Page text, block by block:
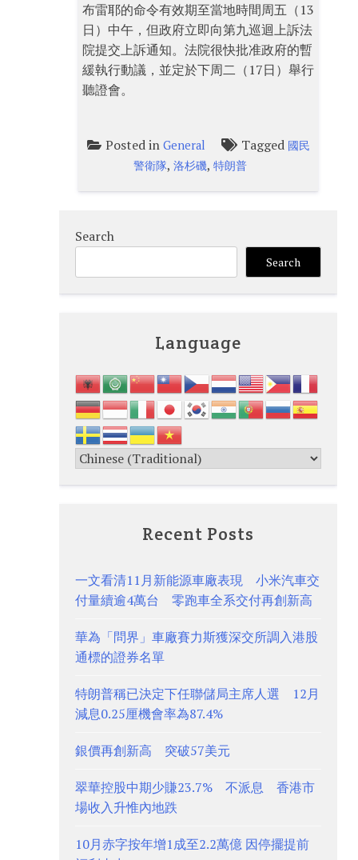
布雷耶的命令有效期至當地時間周五（13
日）中午，但政府立即向第九巡迴上訴法
院提交上訴通知。法院很快批准政府的暫
緩執行動議，並定於下周二（17日）舉行
聽證會。
Posted in General Tagged 國民
警衛隊,洛杉磯,特朗普
Search
Search
Language
Recent Posts
一文看清11月新能源車廠表現 小米汽車交
付量續逾4萬台 零跑車全系交付再創新高
華為「問界」車廠賽力斯獲深交所調入港股
通標的證券名單
特朗普稱已決定下任聯儲局主席人選 12月
減息0.25厘機會率為87.4%
銀價再創新高 突破57美元
翠華控股中期少賺23.7% 不派息 香港市
場收入升惟內地跌
10月赤字按年增1成至2.2萬億 因停擺提前